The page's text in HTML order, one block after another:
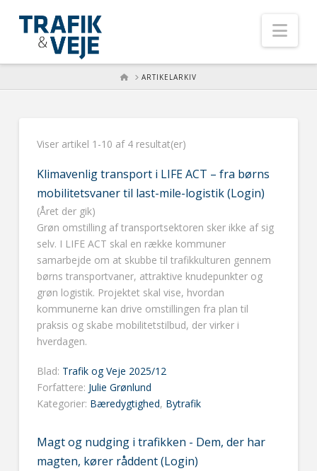
HOMEARTIKELARKIV
Viser artikel 1-10 af 4 resultat(er)
Klimavenlig transport i LIFE ACT – fra børns
mobilitetsvaner til last-mile-logistik (Login)
(Året der gik)
Grøn omstilling af transportsektoren sker ikke af sig
selv. I LIFE ACT skal en række kommuner
samarbejde om at skubbe til trafikkulturen gennem
børns transportvaner, attraktive knudepunkter og
grøn logistik. Projektet skal vise, hvordan
kommunerne kan drive omstillingen fra plan til
praksis og skabe mobilitetstilbud, der virker i
hverdagen.
Blad: Trafik og Veje 2025/12
Forfattere: Julie Grønlund
Kategorier: Bæredygtighed, Bytrafik
Magt og nudging i trafikken - Dem, der har
magten, kører råddent (Login)